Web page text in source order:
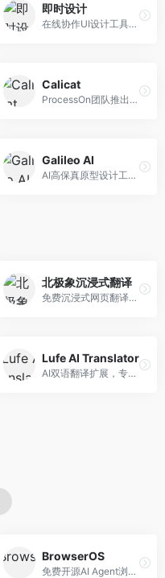
即时设计
在线协作UI设计工具，整合AI设计功能。面向设计师和产品团队，提供界面设计、原型制作、设计资源库等服务，国产协作设计平台。
Calicat
ProcessOn团队推出的产设研协作平台，整合设计与协作功能。面向产品团队，提供设计协作、文档管理、团队沟通等服务，产研协作便捷。
Galileo AI
AI高保真原型设计工具，专注于UI界面生成。面向设计师和产品团队，提供界面生成、交互设计、设计优化等服务，界面质量高。
北极象沉浸式翻译
免费沉浸式网页翻译工具，专注于阅读体验。面向普通用户，提供网页双语翻译、文档翻译等服务，免费使用，翻译质量高。
Lufe AI Translator
AI双语翻译扩展，专注于浏览器翻译场景。面向外语内容阅读者，提供网页双语翻译、划词翻译等服务，浏览器集成便捷。
BrowserOS
免费开源AI Agent浏览器，专注于浏览器自动化。面向开发者，提供浏览器控制、任务自动化、API接口等服务，开源免费。